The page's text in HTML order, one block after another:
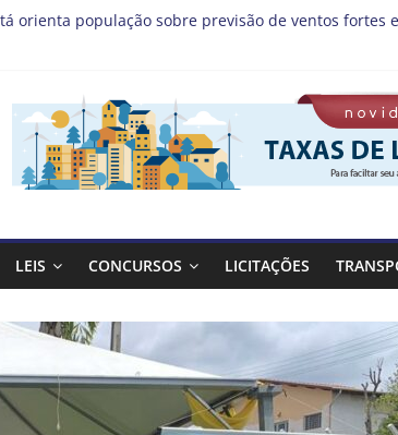
orienta população sobre previsão de ventos fortes
de Guaratinguetá realiza mais uma edição do
o seguinte bairro neste sábado, (08)
LEIS CONCURSOS LICITAÇÕES